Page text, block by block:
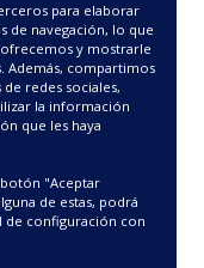
46.00€
para elaborar
de navegación, lo que
y mostrarle
Además, compartimos
redes sociales,
la información
que les haya
"Aceptar
de estas, podrá
de configuración con